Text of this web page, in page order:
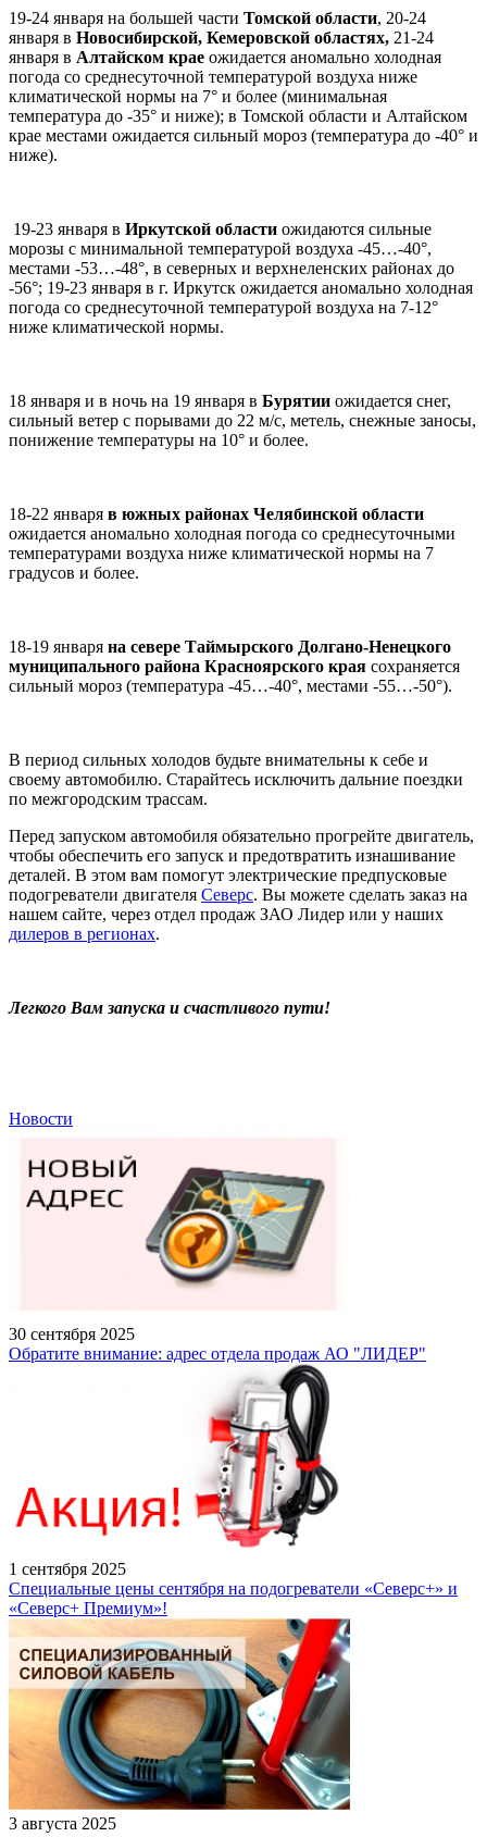
19-24 января на большей части Томской области, 20-24
января в Новосибирской, Кемеровской областях, 21-24
января в Алтайском крае ожидается аномально холодная
погода со среднесуточной температурой воздуха ниже
климатической нормы на 7° и более (минимальная
температура до -35° и ниже); в Томской области и Алтайском
крае местами ожидается сильный мороз (температура до -40° и
ниже).
19-23 января в Иркутской области ожидаются сильные
морозы с минимальной температурой воздуха -45…-40°,
местами -53…-48°, в северных и верхнеленских районах до
-56°; 19-23 января в г. Иркутск ожидается аномально холодная
погода со среднесуточной температурой воздуха на 7-12°
ниже климатической нормы.
18 января и в ночь на 19 января в Бурятии ожидается снег,
сильный ветер с порывами до 22 м/с, метель, снежные заносы,
понижение температуры на 10° и более.
18-22 января в южных районах Челябинской области
ожидается аномально холодная погода со среднесуточными
температурами воздуха ниже климатической нормы на 7
градусов и более.
18-19 января на севере Таймырского Долгано-Ненецкого
муниципального района Красноярского края сохраняется
сильный мороз (температура -45…-40°, местами -55…-50°).
В период сильных холодов будьте внимательны к себе и
своему автомобилю. Старайтесь исключить дальние поездки
по межгородским трассам.
Перед запуском автомобиля обязательно прогрейте двигатель,
чтобы обеспечить его запуск и предотвратить изнашивание
деталей. В этом вам помогут электрические предпусковые
подогреватели двигателя Северс. Вы можете сделать заказ на
нашем сайте, через отдел продаж ЗАО Лидер или у наших
дилеров в регионах.
Легкого Вам запуска и счастливого пути!
Новости
30 сентября 2025
Обратите внимание: адрес отдела продаж АО "ЛИДЕР"
1 сентября 2025
Специальные цены сентября на подогреватели «Северс+» и
«Северс+ Премиум»!
3 августа 2025